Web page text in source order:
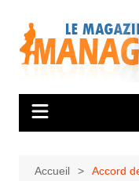
contenu
Accueil Accord